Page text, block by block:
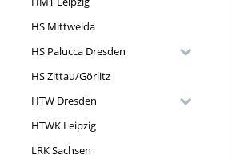
HS Mittweida
HS Palucca Dresden
HS Zittau/Görlitz
HTW Dresden
HTWK Leipzig
LRK Sachsen